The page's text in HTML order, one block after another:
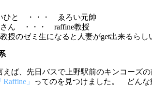
ひと ・・・ ゑろい元帥
さん ・・・ raffine教授
授のゼミ生になると人妻がget出来るらし
えば、先日バスで上野駅前のキンコーズ
Raffine」
ってのを見つけました。 どんな